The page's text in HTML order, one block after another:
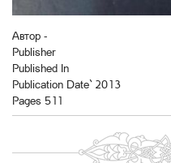
Автор -
Publisher
Published In
Publication Date` 2013
Pages 511